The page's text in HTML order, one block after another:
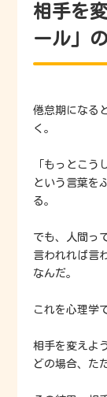
相手を
ール」
倦怠期になる
く。
「もっとこう
という言葉を
る。
でも、人間っ
言われれば言
なんだ。
これを心理学
相手を変えよ
どの場合、た